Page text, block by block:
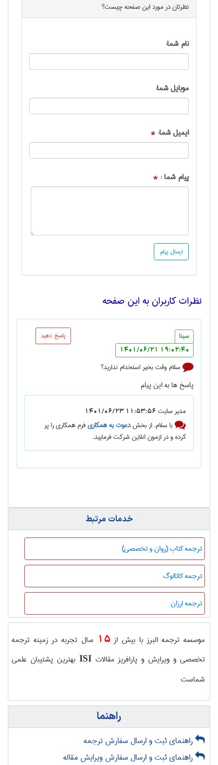
نظرتان در مورد اینصفحهچیست؟
نام شما:
موبایل شما:
ایمیل شما: *
پیام شما : *
نظرات کاربران به این صفحه
سینا
19:02:40 1401/06/21
پاسخ دهید
سلام وقت بخیر استخدام ندارید؟
پاسخ ها به این پیام
مدیر سایت 11:53:56 1401/06/23
با سلام. از بخشدعوت به همکاریفرم همکاری را پر
کرده و در ازمون انلاین شرکت فرمایید.
خدمات مرتبط
ترجمه کتاب (روان و تخصصی)
ترجمه کاتالوگ
ترجمه ارزان
موسسه ترجمه البرز با بیش از15 سال تجربه در زمینه ترجمه
تخصصی و ویرایش و پارافریز مقالاتISI بهترین پشتیبان علمی
شماست
راهنما
راهنمای ثبت و ارسال سفارش ترجمه
راهنمای ثبت و ارسال سفارش ویرایش مقاله